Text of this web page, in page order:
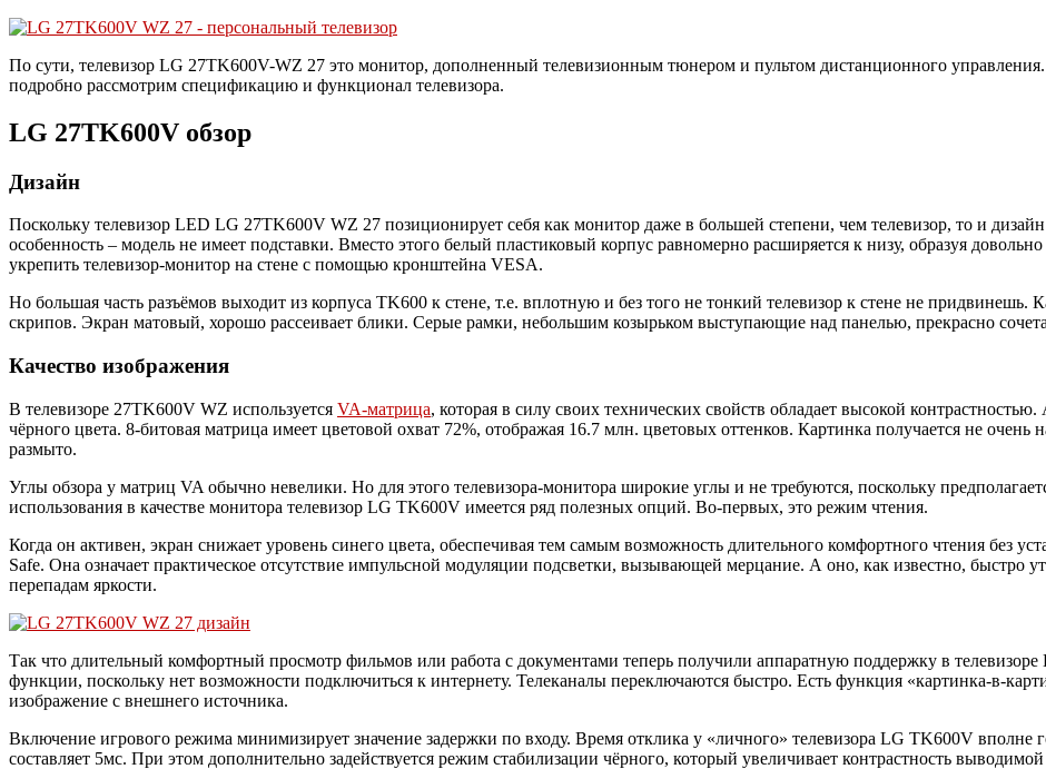
По сути, телевизор LG 27TK600V-WZ 27 это монитор, дополненный телевизионным тюнером и пультом дистанционного
подробно рассмотрим спецификацию и функционал телевизора.
LG 27TK600V обзор
Дизайн
Поскольку телевизор LED LG 27TK600V WZ 27 позиционирует себя как монитор даже в большей степени, чем телевизор, то и
особенность – модель не имеет подставки. Вместо этого белый пластиковый корпус равномерно расширяется к низу, образуя
укрепить телевизор-монитор на стене с помощью кронштейна VESA.
Но большая часть разъёмов выходит из корпуса TK600 к стене, т.е. вплотную и без того не тонкий телевизор к стене не придвинешь.
скрипов. Экран матовый, хорошо рассеивает блики. Серые рамки, небольшим козырьком выступающие над панелью, прекрасно
Качество изображения
В телевизоре 27TK600V WZ используется VA-матрица, которая в силу своих технических свойств обладает высокой
чёрного цвета. 8-битовая матрица имеет цветовой охват 72%, отображая 16.7 млн. цветовых оттенков. Картинка получается не очень
размыто.
Углы обзора у матриц VA обычно невелики. Но для этого телевизора-монитора широкие углы и не требуются, поскольку
использования в качестве монитора телевизор LG TK600V имеется ряд полезных опций. Во-первых, это режим чтения.
Когда он активен, экран снижает уровень синего цвета, обеспечивая тем самым возможность длительного комфортного чтения без
Safe. Она означает практическое отсутствие импульсной модуляции подсветки, вызывающей мерцание. А оно, как известно, быстро
перепадам яркости.
Так что длительный комфортный просмотр фильмов или работа с документами теперь получили аппаратную поддержку в
функции, поскольку нет возможности подключиться к интернету. Телеканалы переключаются быстро. Есть функция «картинка-в-
изображение с внешнего источника.
Включение игрового режима минимизирует значение задержки по входу. Время отклика у «личного» телевизора LG TK600V
составляет 5мс. При этом дополнительно задействуется режим стабилизации чёрного, который увеличивает контрастность